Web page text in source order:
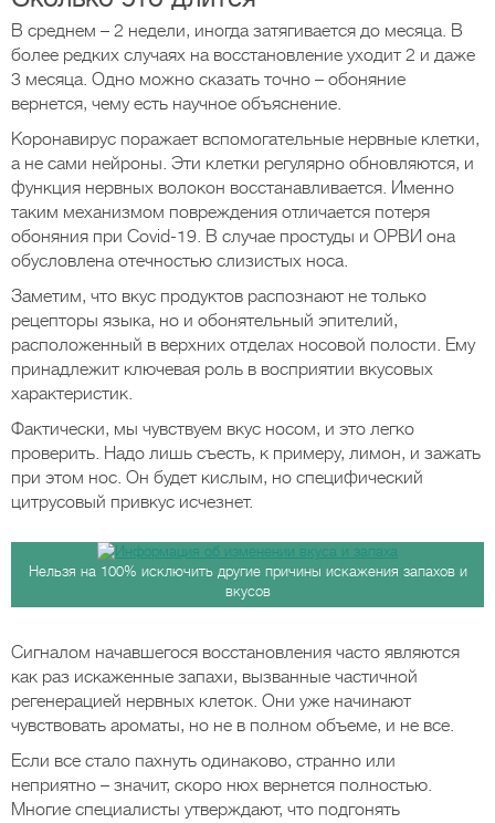
В среднем – 2 недели, иногда затягивается до месяца. В
более редких случаях на восстановление уходит 2 и даже
3 месяца. Одно можно сказать точно – обоняние
вернется, чему есть научное объяснение.
Коронавирус поражает вспомогательные нервные клетки,
а не сами нейроны. Эти клетки регулярно обновляются, и
функция нервных волокон восстанавливается. Именно
таким механизмом повреждения отличается потеря
обоняния при Covid-19. В случае простуды и ОРВИ она
обусловлена отечностью слизистых носа.
Заметим, что вкус продуктов распознают не только
рецепторы языка, но и обонятельный эпителий,
расположенный в верхних отделах носовой полости. Ему
принадлежит ключевая роль в восприятии вкусовых
характеристик.
Фактически, мы чувствуем вкус носом, и это легко
проверить. Надо лишь съесть, к примеру, лимон, и зажать
при этом нос. Он будет кислым, но специфический
цитрусовый привкус исчезнет.
Нельзя на 100% исключить другие причины искажения запахов и
вкусов
Сигналом начавшегося восстановления часто являются
как раз искаженные запахи, вызванные частичной
регенерацией нервных клеток. Они уже начинают
чувствовать ароматы, но не в полном объеме, и не все.
Если все стало пахнуть одинаково, странно или
неприятно – значит, скоро нюх вернется полностью.
Многие специалисты утверждают, что подгонять